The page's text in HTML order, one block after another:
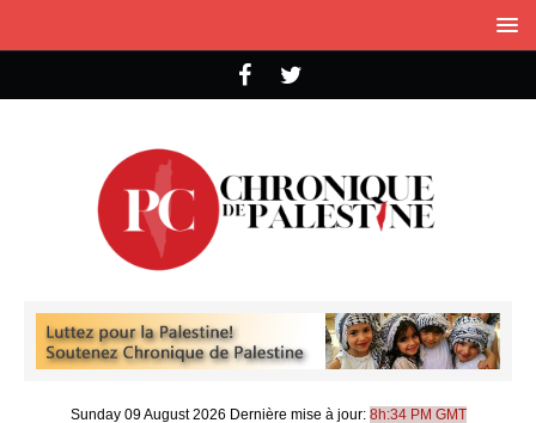
Sunday 09 August 2026 Dernière mise à jour: 8h:34 PM GMT